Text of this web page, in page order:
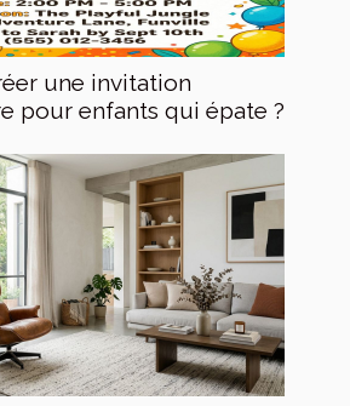
une invitation
pour enfants qui épate ?